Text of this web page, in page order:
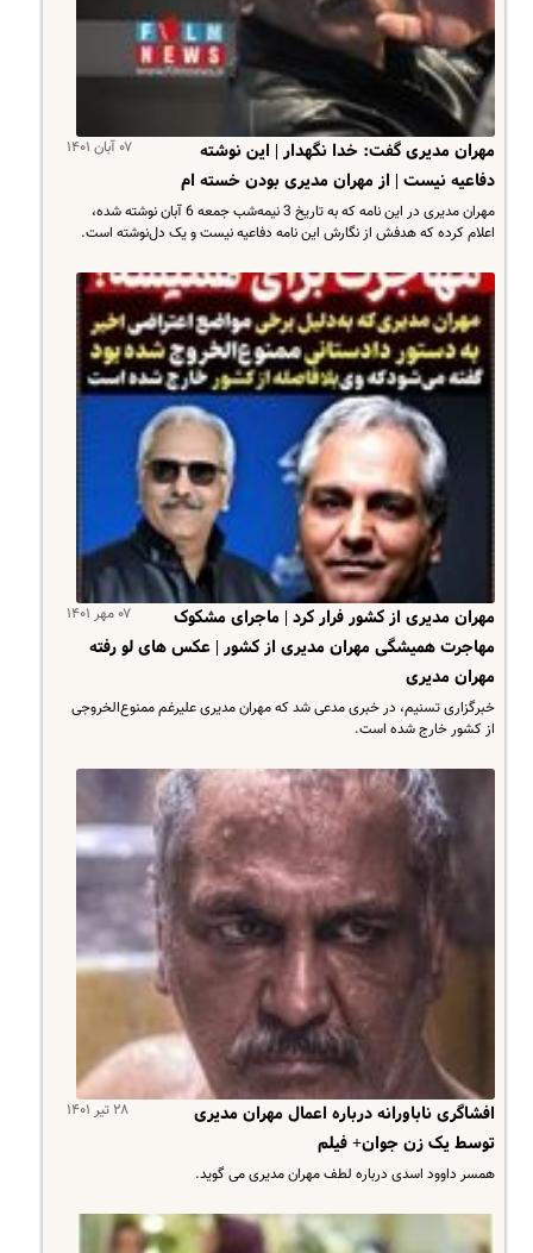
۰۷ آبان ۱۴۰۱
مهران مدیری گفت: خدا نگهدار | این نوشته
دفاعیه نیست | از مهران مدیری بودن خسته ام
مهران مدیری در این نامه که به تاریخ 3 نیمه‌شب جمعه 6 آبان نوشته شده،
اعلام کرده که هدفش از نگارش این نامه دفاعیه نیست و یک دل‌نوشته است.
۰۷ مهر ۱۴۰۱
مهران مدیری از کشور فرار کرد | ماجرای مشکوک
مهاجرت همیشگی مهران مدیری از کشور | عکس های لو رفته
مهران مدیری
خبرگزاری تسنیم، در خبری مدعی شد که مهران مدیری علیرغم ممنوع‌الخروجی
از کشور خارج شده است.
۲۸ تیر ۱۴۰۱
افشاگری ناباورانه درباره اعمال مهران مدیری
توسط یک زن جوان+ فیلم
همسر داوود اسدی درباره لطف مهران مدیری می گوید.